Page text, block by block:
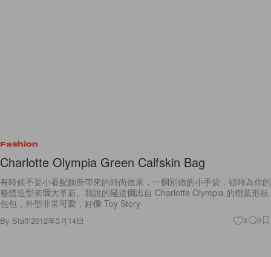
Fashion
Charlotte Olympia Green Calfskin Bag
有時候不要小看配飾所帶來的時尚效果，一個別緻的小手袋，頓時為你的
整體造型來個大革新。我說的是這個出自 Charlotte Olympia 的樹葉形狀
包包，外型非常可愛，好像 Toy Story
By Staff/2012年3月14日 3 0